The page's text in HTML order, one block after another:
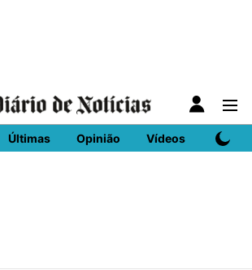
Últimas Opinião Vídeos DN